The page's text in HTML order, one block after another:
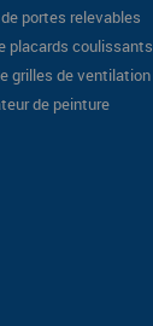
portes relevables
placards coulissants
grilles de ventilation
de peinture